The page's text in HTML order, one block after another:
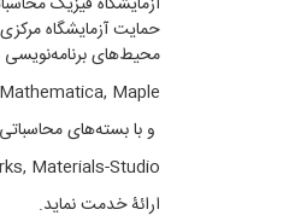
حمایت آزمایشگاه
محیط‌های برنامه‌نویسی
Maple
و با بسته‌های محاسباتی
Materials-Studio
ارائۀ خدمت نماید.